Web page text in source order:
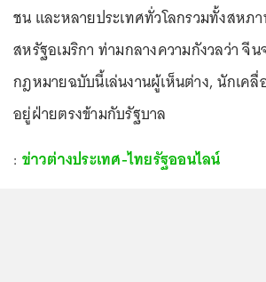
ชน และหลายประเทศทั่วโลกรวมทั้งสหภ
สหรัฐอเมริกา ท่ามกลางความกังวลว่า จีน
กฎหมายฉบับนี้เล่นงานผู้เห็นต่าง, นักเคลื่
อยู่ฝ่ายตรงข้ามกับรัฐบาล
: ข่าวต่างประเทศ-ไทยรัฐออนไลน์